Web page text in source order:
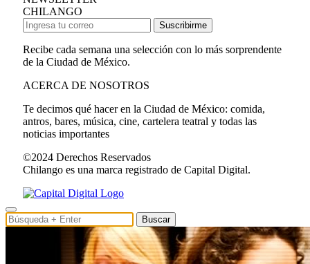
CHILANGO
Suscribirme
Recibe cada semana una selección con lo más sorprendente
de la Ciudad de México.
ACERCA DE NOSOTROS
Te decimos qué hacer en la Ciudad de México: comida,
antros, bares, música, cine, cartelera teatral y todas las
noticias importantes
©2024 Derechos Reservados
Chilango es una marca registrado de Capital Digital.
Buscar